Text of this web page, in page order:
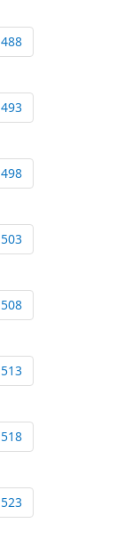
488
493
498
503
508
513
518
523